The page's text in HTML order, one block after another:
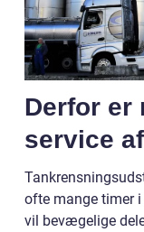
Derfor
service
ofte mange timer
vil bevægelige